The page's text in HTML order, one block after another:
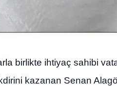
birlikte ihtiyaç sahibi
kazanan Senan